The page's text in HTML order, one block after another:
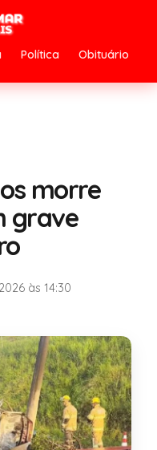
Política Obituário
morre
grave
às 14:30